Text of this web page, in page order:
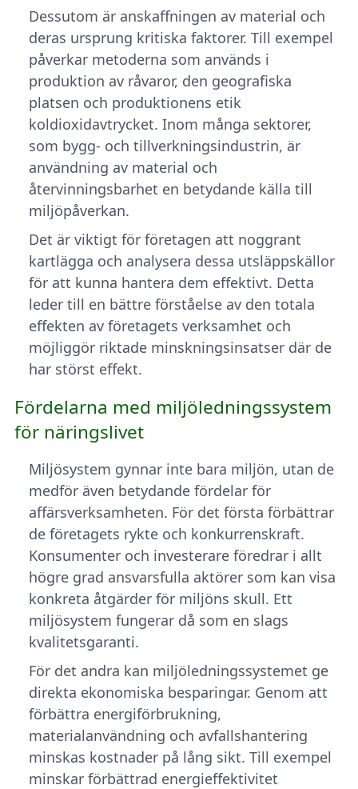
Dessutom är anskaffningen av material och
deras ursprung kritiska faktorer. Till exempel
påverkar metoderna som används i
produktion av råvaror, den geografiska
platsen och produktionens etik
koldioxidavtrycket. Inom många sektorer,
som bygg- och tillverkningsindustrin, är
användning av material och
återvinningsbarhet en betydande källa till
miljöpåverkan.
Det är viktigt för företagen att noggrant
kartlägga och analysera dessa utsläppskällor
för att kunna hantera dem effektivt. Detta
leder till en bättre förståelse av den totala
effekten av företagets verksamhet och
möjliggör riktade minskningsinsatser där de
har störst effekt.
Fördelarna med miljöledningssystem
för näringslivet
Miljösystem gynnar inte bara miljön, utan de
medför även betydande fördelar för
affärsverksamheten. För det första förbättrar
de företagets rykte och konkurrenskraft.
Konsumenter och investerare föredrar i allt
högre grad ansvarsfulla aktörer som kan visa
konkreta åtgärder för miljöns skull. Ett
miljösystem fungerar då som en slags
kvalitetsgaranti.
För det andra kan miljöledningssystemet ge
direkta ekonomiska besparingar. Genom att
förbättra energiförbrukning,
materialanvändning och avfallshantering
minskas kostnader på lång sikt. Till exempel
minskar förbättrad energieffektivitet